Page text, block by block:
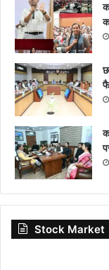
Stock Market